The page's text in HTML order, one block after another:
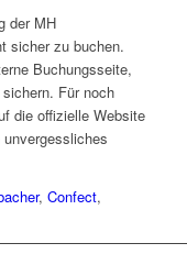
der MH
sicher zu buchen.
Buchungsseite,
Für noch
die offizielle Website
, Confect,